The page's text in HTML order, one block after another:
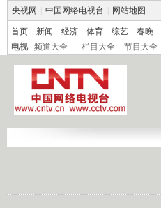
央视网 中国网络电视台 网站地图
首页 新闻 经济 体育 综艺 春晚
电视
频道大全 栏目大全 节目大全